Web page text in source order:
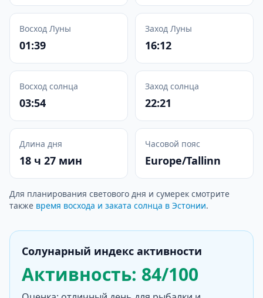
Восход Луны
01:39
Заход Луны
16:12
Восход солнца
03:54
Заход солнца
22:21
Длина дня
18 ч 27 мин
Часовой пояс
Europe/Tallinn
Для планирования светового дня и сумерек смотрите
также время восхода и заката солнца в Эстонии.
Солунарный индекс активности
Активность: 84/100